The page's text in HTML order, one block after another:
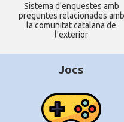
Sistema d'enquestes amb
preguntes relacionades amb
la comunitat catalana de
l'exterior
Jocs